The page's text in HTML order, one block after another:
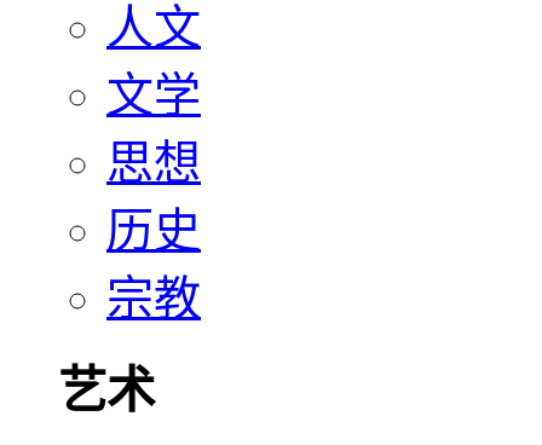
人文
文学
思想
历史
宗教
艺术